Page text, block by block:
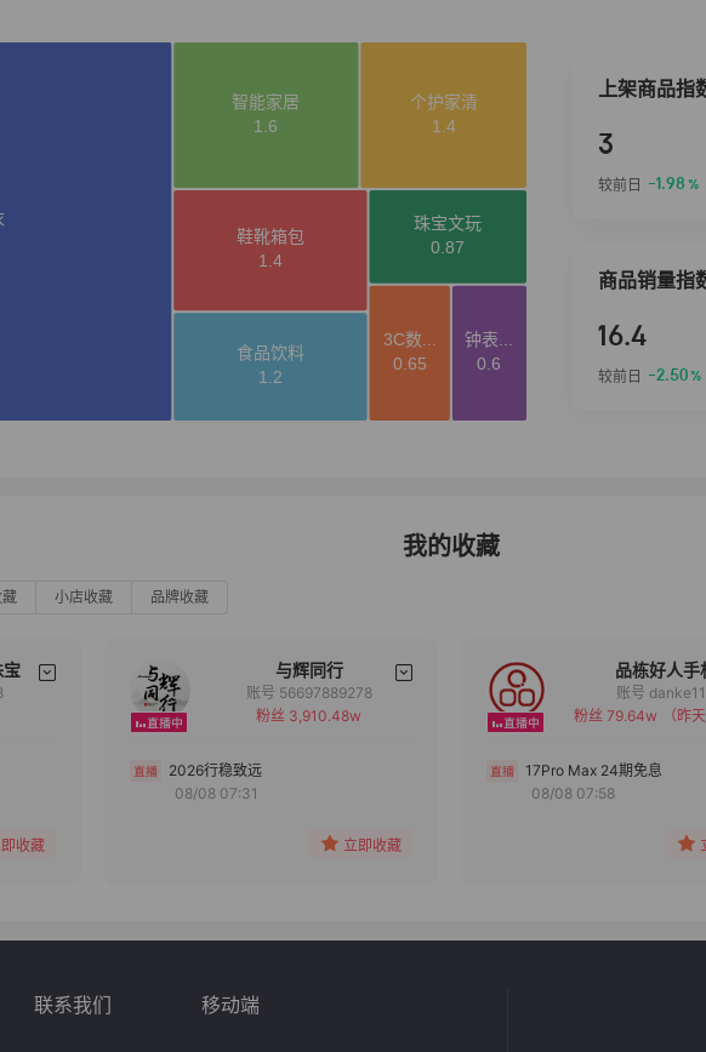
上架商品指
3
较前日 -1.98 %
商品销量指
16.4
较前日 -2.50%
我的收藏
小店收藏 品牌收藏
收藏
与辉同行
备注
账号 56697889278
粉丝 3,910.48w
2026行稳致远
08/08 07:31
立即收藏
品栋好人手
备注
分组
账号
粉丝 79.64w
（昨
17Pro Max 24期免息
08/08 07:58
联系我们 移动端